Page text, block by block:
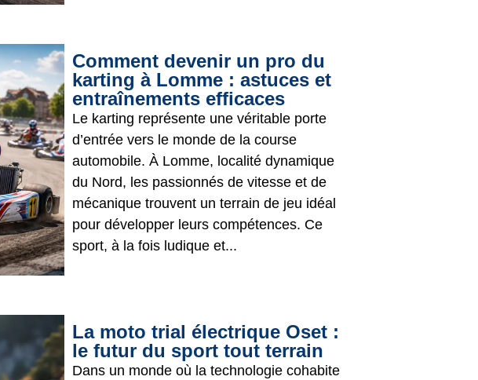
Comment devenir un pro du
karting à Lomme : astuces et
entraînements efficaces
Le karting représente une véritable porte
d’entrée vers le monde de la course
automobile. À Lomme, localité dynamique
du Nord, les passionnés de vitesse et de
mécanique trouvent un terrain de jeu idéal
pour développer leurs compétences. Ce
sport, à la fois ludique et...
La moto trial électrique Oset :
le futur du sport tout terrain
Dans un monde où la technologie cohabite